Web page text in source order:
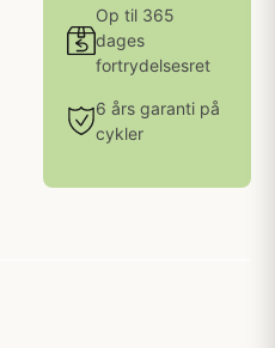
Op til 365
dages
fortrydelsesret
6 års garanti på
cykler